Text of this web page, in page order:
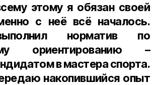
этому я обязан своей
с неё всё началось.
норматив по
ориентированию –
в мастера спорта.
накопившийся опыт